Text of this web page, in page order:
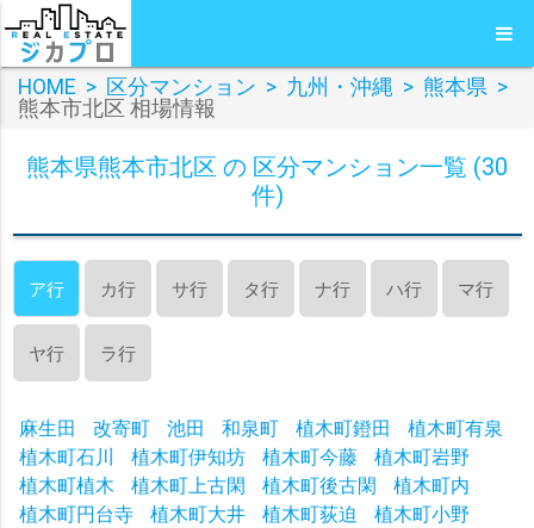
HOME > 区分マンション > 九州・沖縄 > 熊本県 >
熊本市北区 相場情報
熊本県熊本市北区 の 区分マンション一覧 (30
件)
ア行 カ行 サ行 タ行 ナ行 ハ行 マ行
ヤ行 ラ行
麻生田 改寄町 池田 和泉町 植木町鐙田
植木町有泉
植木町石川
植木町伊知坊 植木町今藤
植木町岩野
植木町植木
植木町上古閑 植木町後古閑
植木町内
植木町円台寺
植木町大井 植木町荻迫
植木町小野